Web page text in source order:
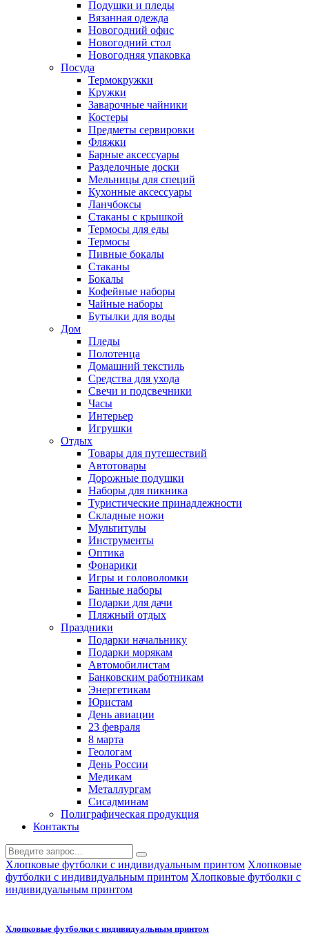
Подушки и пледы
Вязанная одежда
Новогодний офис
Новогодний стол
Новогодняя упаковка
Посуда
Термокружки
Кружки
Заварочные чайники
Костеры
Предметы сервировки
Фляжки
Барные аксессуары
Разделочные доски
Мельницы для специй
Кухонные аксессуары
Ланчбоксы
Стаканы с крышкой
Термосы для еды
Термосы
Пивные бокалы
Стаканы
Бокалы
Кофейные наборы
Чайные наборы
Бутылки для воды
Дом
Пледы
Полотенца
Домашний текстиль
Средства для ухода
Свечи и подсвечники
Часы
Интерьер
Игрушки
Отдых
Товары для путешествий
Автотовары
Дорожные подушки
Наборы для пикника
Туристические принадлежности
Складные ножи
Мультитулы
Инструменты
Оптика
Фонарики
Игры и головоломки
Банные наборы
Подарки для дачи
Пляжный отдых
Праздники
Подарки начальнику
Подарки морякам
Автомобилистам
Банковским работникам
Энергетикам
Юристам
День авиации
23 февраля
8 марта
Геологам
День России
Медикам
Металлургам
Сисадминам
Полиграфическая продукция
Контакты
Хлопковые футболки с индивидуальным принтом Хлопковые
футболки с индивидуальным принтом Хлопковые футболки с
индивидуальным принтом
Хлопковые футболки с индивидуальным принтом